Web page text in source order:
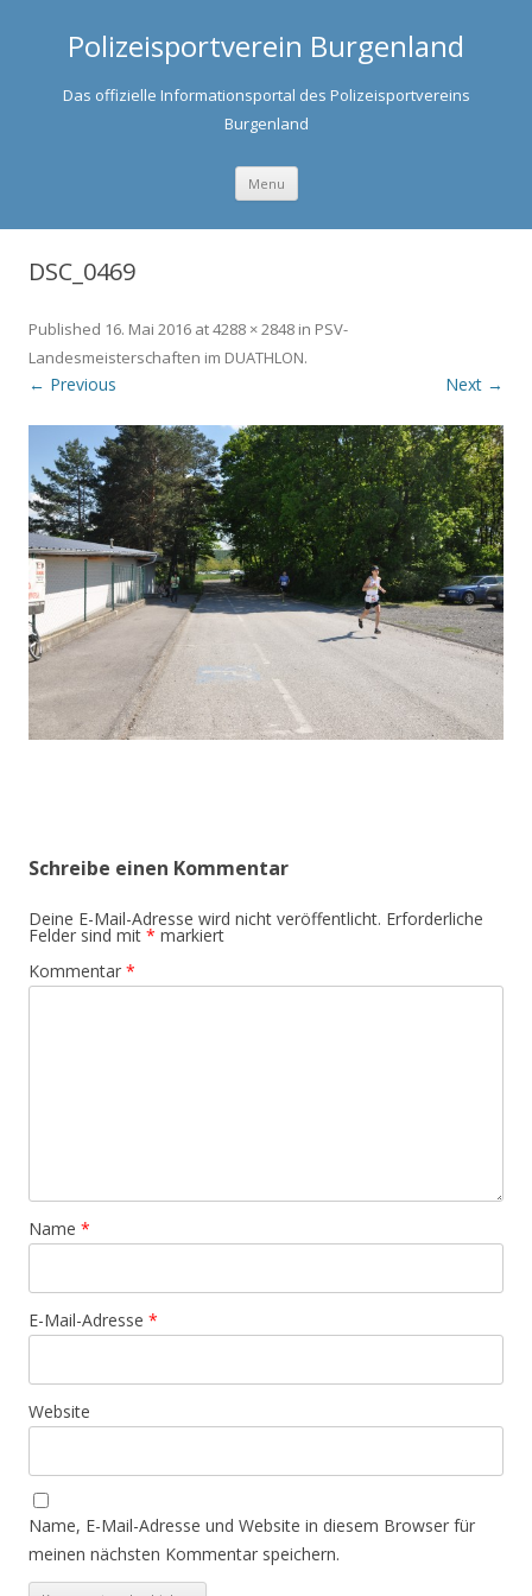
Polizeisportverein Burgenland
Das offizielle Informationsportal des Polizeisportvereins
Burgenland
Menu Skip to content
DSC_0469
Published 16. Mai 2016 at4288 × 2848 in PSV-
Landesmeisterschaften im DUATHLON.
← Previous Next →
Schreibe einen Kommentar
Deine E-Mail-Adresse wird nicht veröffentlicht. Erforderliche
Felder sind mit * markiert
Kommentar *
Name *
E-Mail-Adresse *
Website
Name, E-Mail-Adresse und Website in diesem Browser für
meinen nächsten Kommentar speichern.